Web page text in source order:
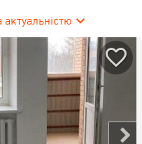
актуальністю